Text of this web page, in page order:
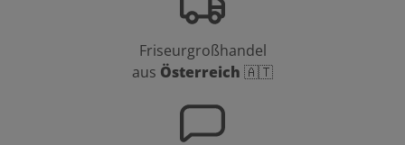
Friseurgroßhandel
aus Österreich 🇦🇹